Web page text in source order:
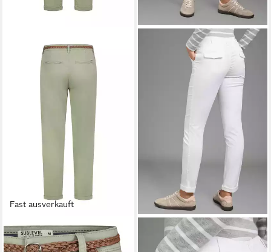
Fast ausverkauft
SUBLEVEL
Stoffhose Damen Chino Hose
Chinohose in lässiger Form